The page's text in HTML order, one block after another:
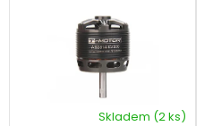
Skladem (2 ks)